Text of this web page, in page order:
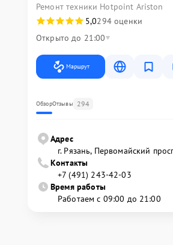
Ремонт техники Hotpoint Ariston
5,0294 оценки
Открыто до 21:00
Маршрут
ОбзорОтзывы 294
Адрес
г. Рязань, Первомайский
Контакты
+7 (491) 243-42-03
Время работы
Работаем с 09:00 до 21:00